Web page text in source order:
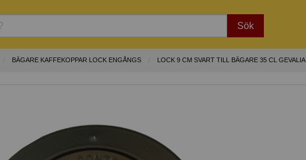
Sök
BÄGARE KAFFEKOPPAR LOCK ENGÅNGS LOCK 9 CM SVART TILL BÄGARE 35 CL GEVALIA